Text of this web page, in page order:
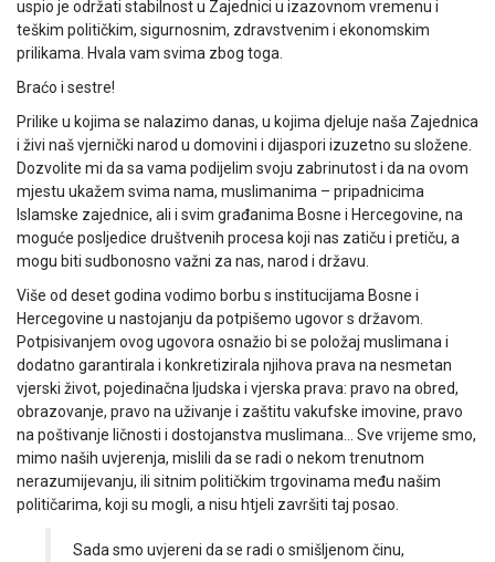
uspio je održati stabilnost u Zajednici u izazovnom vremenu i
teškim političkim, sigurnosnim, zdravstvenim i ekonomskim
prilikama. Hvala vam svima zbog toga.
Braćo i sestre!
Prilike u kojima se nalazimo danas, u kojima djeluje naša Zajednica
i živi naš vjernički narod u domovini i dijaspori izuzetno su složene.
Dozvolite mi da sa vama podijelim svoju zabrinutost i da na ovom
mjestu ukažem svima nama, muslimanima – pripadnicima
Islamske zajednice, ali i svim građanima Bosne i Hercegovine, na
moguće posljedice društvenih procesa koji nas zatiču i pretiču, a
mogu biti sudbonosno važni za nas, narod i državu.
Više od deset godina vodimo borbu s institucijama Bosne i
Hercegovine u nastojanju da potpišemo ugovor s državom.
Potpisivanjem ovog ugovora osnažio bi se položaj muslimana i
dodatno garantirala i konkretizirala njihova prava na nesmetan
vjerski život, pojedinačna ljudska i vjerska prava: pravo na obred,
obrazovanje, pravo na uživanje i zaštitu vakufske imovine, pravo
na poštivanje ličnosti i dostojanstva muslimana… Sve vrijeme smo,
mimo naših uvjerenja, mislili da se radi o nekom trenutnom
nerazumijevanju, ili sitnim političkim trgovinama među našim
političarima, koji su mogli, a nisu htjeli završiti taj posao.
Sada smo uvjereni da se radi o smišljenom činu,